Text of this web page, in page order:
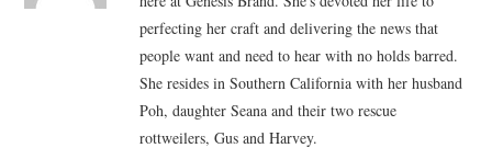
perfecting her craft and delivering the news that
people want and need to hear with no holds barred.
She resides in Southern California with her husband
Poh, daughter Seana and their two rescue
rottweilers, Gus and Harvey.